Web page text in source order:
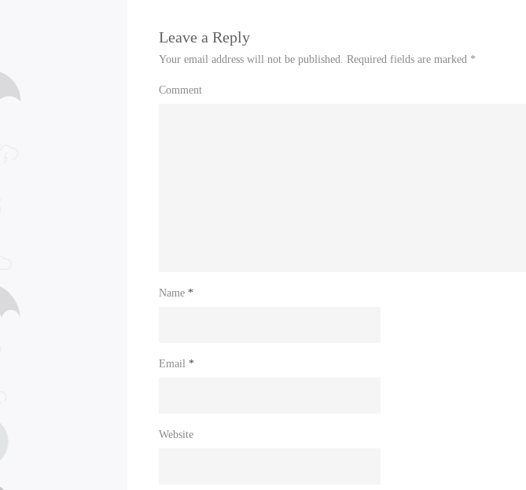
Leave a Reply
Your email address will not be published. Required fields are marked *
Comment
Name *
Email *
Website